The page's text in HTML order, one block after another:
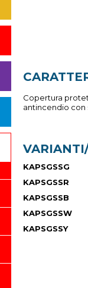
Copertura
antincendio con
KAPSGSSG
KAPSGSSR
KAPSGSSB
KAPSGSSW
KAPSGSSY